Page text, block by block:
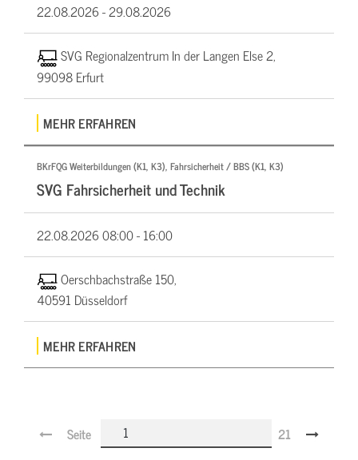
22.08.2026 -29.08.2026
SVG Regionalzentrum In der Langen Else 2,
99098 Erfurt
MEHR ERFAHREN
BKrFQG Weiterbildungen (K1, K3), Fahrsicherheit / BBS (K1, K3)
SVG Fahrsicherheit und Technik
22.08.202608:00 - 16:00
Oerschbachstraße 150,
40591 Düsseldorf
MEHR ERFAHREN
Seite 21